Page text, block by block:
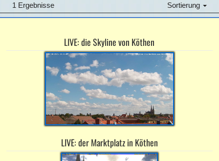
1 Ergebnisse Sortierung
LIVE: die Skyline von Köthen
LIVE: der Marktplatz in Köthen